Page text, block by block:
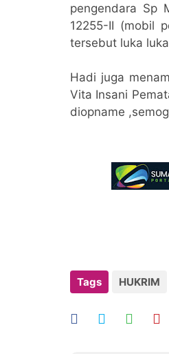
pengendara Sp
12255-II (mobil
tersebut luka luka
Hadi juga
Vita Insani
diopname
Tags HUKRIM